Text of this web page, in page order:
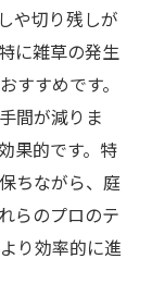
や切り残しが
に雑草の発生
すすめです。
間が減りま
果的です。特
ちながら、庭
らのプロのテ
り効率的に進